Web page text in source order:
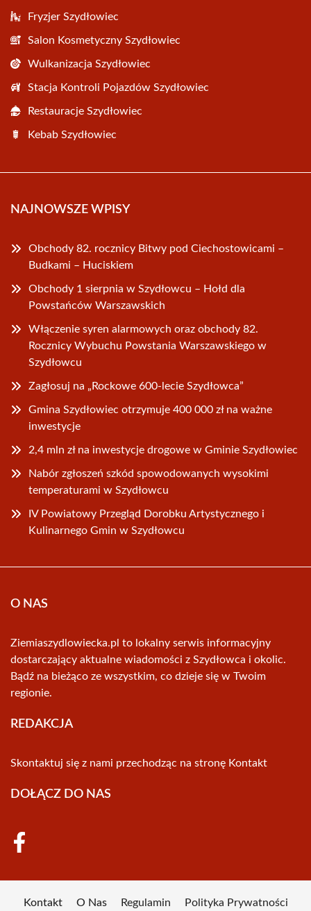
Fryzjer Szydłowiec
Salon Kosmetyczny Szydłowiec
Wulkanizacja Szydłowiec
Stacja Kontroli Pojazdów Szydłowiec
Restauracje Szydłowiec
Kebab Szydłowiec
NAJNOWSZE WPISY
Obchody 82. rocznicy Bitwy pod Ciechostowicami –
Budkami – Huciskiem
Obchody 1 sierpnia w Szydłowcu – Hołd dla
Powstańców Warszawskich
Włączenie syren alarmowych oraz obchody 82.
Rocznicy Wybuchu Powstania Warszawskiego w
Szydłowcu
Zagłosuj na „Rockowe 600-lecie Szydłowca”
Gmina Szydłowiec otrzymuje 400 000 zł na ważne
inwestycje
2,4 mln zł na inwestycje drogowe w Gminie Szydłowiec
Nabór zgłoszeń szkód spowodowanych wysokimi
temperaturami w Szydłowcu
IV Powiatowy Przegląd Dorobku Artystycznego i
Kulinarnego Gmin w Szydłowcu
O NAS
Ziemiaszydlowiecka.pl to lokalny serwis informacyjny
dostarczający aktualne wiadomości z Szydłowca i okolic.
Bądź na bieżąco ze wszystkim, co dzieje się w Twoim
regionie.
REDAKCJA
Skontaktuj się z nami przechodząc na stronę Kontakt
DOŁĄCZ DO NAS
Kontakt O Nas Regulamin Polityka Prywatności